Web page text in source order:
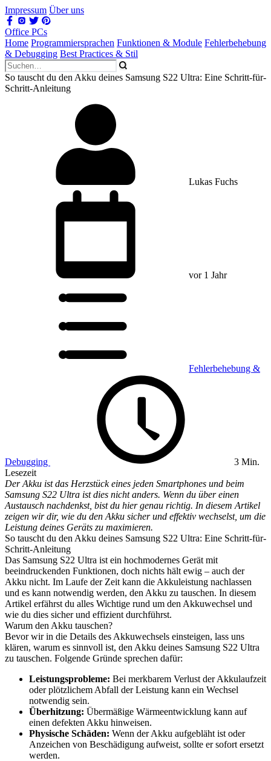
Impressum Über uns
Office PCs
Home Programmiersprachen Funktionen & Module Fehlerbehebung
& Debugging Best Practices & Stil
So tauscht du den Akku deines Samsung S22 Ultra: Eine Schritt-für-
Schritt-Anleitung
Lukas Fuchs
vor 1 Jahr
Fehlerbehebung &
Debugging
3 Min.
Lesezeit
Der Akku ist das Herzstück eines jeden Smartphones und beim
Samsung S22 Ultra ist dies nicht anders. Wenn du über einen
Austausch nachdenkst, bist du hier genau richtig. In diesem Artikel
zeigen wir dir, wie du den Akku sicher und effektiv wechselst, um die
Leistung deines Geräts zu maximieren.
So tauscht du den Akku deines Samsung S22 Ultra: Eine Schritt-für-
Schritt-Anleitung
Das Samsung S22 Ultra ist ein hochmodernes Gerät mit
beeindruckenden Funktionen, doch nichts hält ewig – auch der
Akku nicht. Im Laufe der Zeit kann die Akkuleistung nachlassen
und es kann notwendig werden, den Akku zu tauschen. In diesem
Artikel erfährst du alles Wichtige rund um den Akkuwechsel und
wie du dies sicher und effizient durchführst.
Warum den Akku tauschen?
Bevor wir in die Details des Akkuwechsels einsteigen, lass uns
klären, warum es sinnvoll ist, den Akku deines Samsung S22 Ultra
zu tauschen. Folgende Gründe sprechen dafür:
Leistungsprobleme: Bei merkbarem Verlust der Akkulaufzeit
oder plötzlichem Abfall der Leistung kann ein Wechsel
notwendig sein.
Überhitzung: Übermäßige Wärmeentwicklung kann auf
einen defekten Akku hinweisen.
Physische Schäden: Wenn der Akku aufgebläht ist oder
Anzeichen von Beschädigung aufweist, sollte er sofort ersetzt
werden.